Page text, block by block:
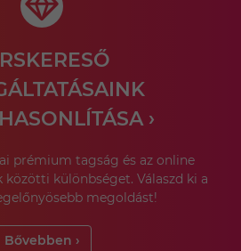
›
prémium tagság és az online
különbséget. Válaszd ki a
megoldást!
Bővebben ›